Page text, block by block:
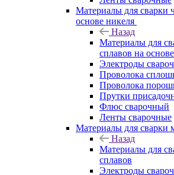
Материалы для сварки
основе никеля
Назад
Материалы для
сплавов на
Электроды
Проволока
Проволока
Прутки
Флюс сварочный
Ленты сварочные
Материалы для сварки
Назад
Материалы для
сплавов
Электроды